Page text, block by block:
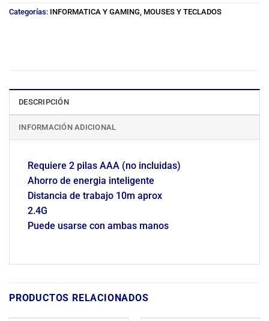
Categorías: INFORMATICA Y GAMING MOUSES Y TECLADOS
DESCRIPCIÓN
INFORMACIÓN ADICIONAL
Requiere 2 pilas AAA (no incluidas)
Ahorro de energia inteligente
Distancia de trabajo 10m aprox
2.4G
Puede usarse con ambas manos
PRODUCTOS RELACIONADOS